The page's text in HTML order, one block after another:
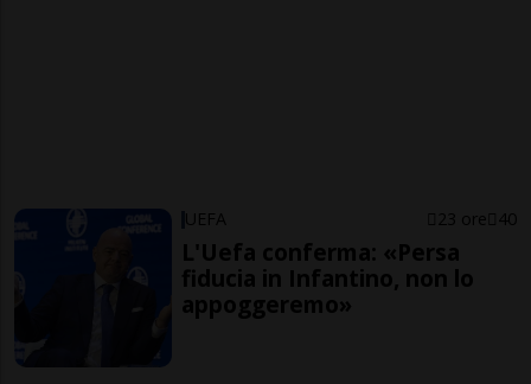
UEFA 23 ore 40
L'Uefa conferma: «Persa
fiducia in Infantino, non lo
appoggeremo»